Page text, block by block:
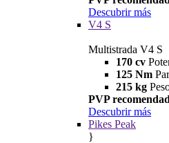
Descubrir más
V4 S
Multistrada V4 S
170 cv
125 Nm
215 kg
PVP
Descubrir más
Pikes Peak
}